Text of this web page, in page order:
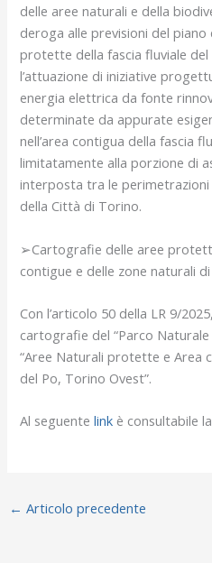
delle aree naturali e della
deroga alle previsioni del piano
protette della fascia fluviale
l’attuazione di iniziative
energia elettrica da fonte
determinate da appurate
nell’area contigua della fascia
limitatamente alla porzione di
interposta tra le
della Città di Torino.
➢Cartografie delle aree
contigue e delle zone naturali
Con l’articolo 50 della LR 9/
cartografie del “Parco
“Aree Naturali protette e Area
del Po, Torino Ovest”.
Al seguente link è consultabile
← Articolo precedente